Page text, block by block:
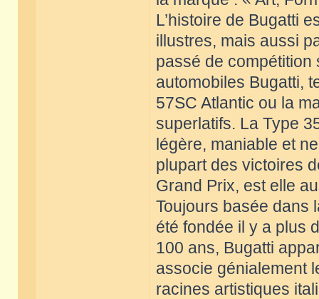
L’histoire de Bugatti
illustres, mais aussi
passé de
automobiles Bugatti,
57SC Atlantic ou la
superlatifs. La Type
légère, maniable et
plupart des victoires
Grand Prix, est elle
Toujours basée dans
été fondée il y a plus
100 ans, Bugatti
associe génialement
racines artistiques